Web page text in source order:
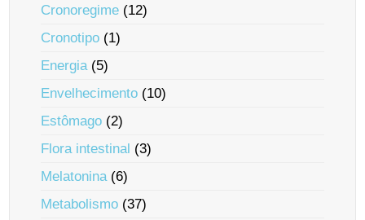
Cronoregime (12)
Cronotipo (1)
Energia(5)
Envelhecimento (10)
Estômago (2)
Flora intestinal (3)
Melatonina(6)
Metabolismo (37)